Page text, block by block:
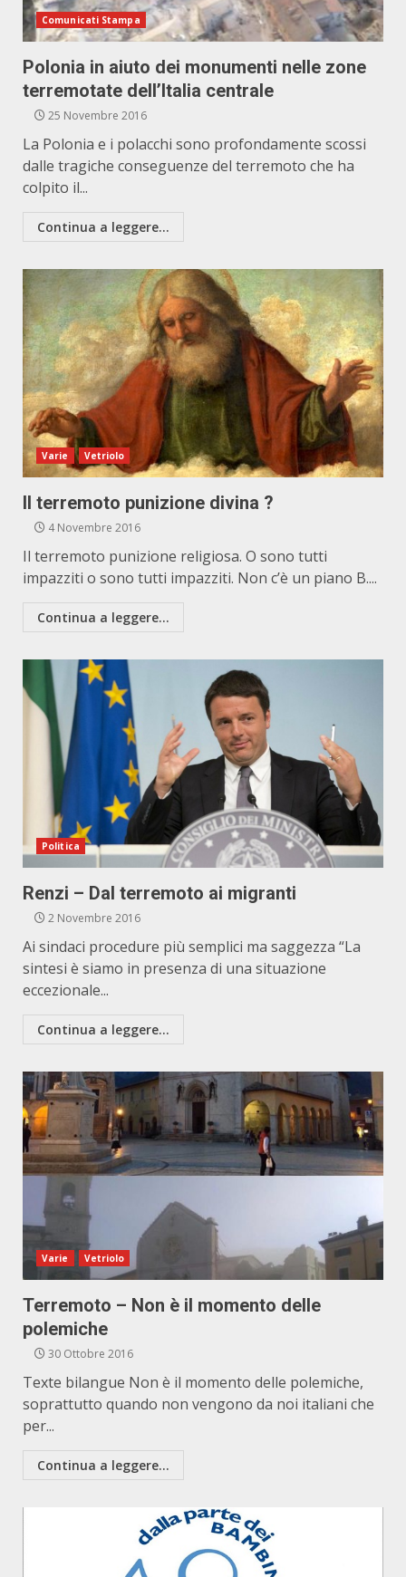
Comunicati Stampa
Polonia in aiuto dei monumenti nelle zone
terremotate dell’Italia centrale
25 Novembre 2016
La Polonia e i polacchi sono profondamente scossi
dalle tragiche conseguenze del terremoto che ha
colpito il...
Continua a leggere...
Varie Vetriolo
Il terremoto punizione divina ?
4 Novembre 2016
Il terremoto punizione religiosa. O sono tutti
impazziti o sono tutti impazziti. Non c’è un piano B....
Continua a leggere...
Politica
Renzi – Dal terremoto ai migranti
2 Novembre 2016
Ai sindaci procedure più semplici ma saggezza “La
sintesi è siamo in presenza di una situazione
eccezionale...
Continua a leggere...
Varie Vetriolo
Terremoto – Non è il momento delle
polemiche
30 Ottobre 2016
Texte bilangue Non è il momento delle polemiche,
soprattutto quando non vengono da noi italiani che
per...
Continua a leggere...